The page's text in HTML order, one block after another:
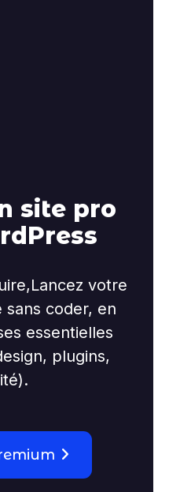
site pro
votre
coder, en
essentielles
plugins,